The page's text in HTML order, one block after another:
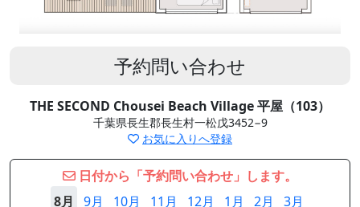
予約問い合わせ
THE SECOND Chousei Beach Village 平屋（103）
千葉県長生郡長生村一松戊3452−9
お気に入りへ登録
日付から「予約問い合わせ」します。
8月
9月 10月 11月 12月 1月 2月 3月